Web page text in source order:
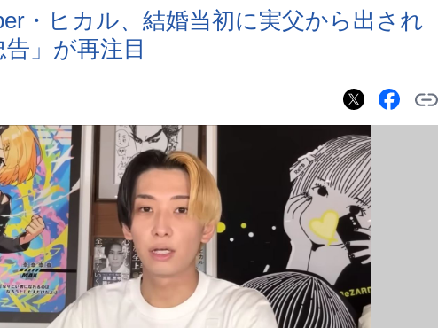
・ヒカル、結婚当初に実父から出され
」が再注目